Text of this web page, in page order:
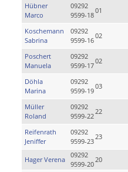
Hübner
Marco
09292
9599-18
01
Koschemann
Sabrina
09292
9599-16
02
Poschert
Manuela
09292
9599-17
02
Döhla
Marina
09292
9599-19
03
Müller
Roland
09292
9599-22
22
Reifenrath
Jeniffer
09292
9599-23
23
Hager Verena
09292
9599-20
20